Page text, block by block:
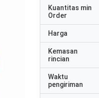
Kuantitas min
Order
Harga
Kemasan
rincian
Waktu
pengiriman